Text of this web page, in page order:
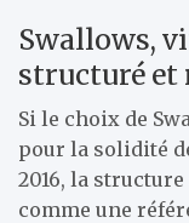
Swallows,
structuré et
Si le choix de
pour la solidité
2016, la
comme une